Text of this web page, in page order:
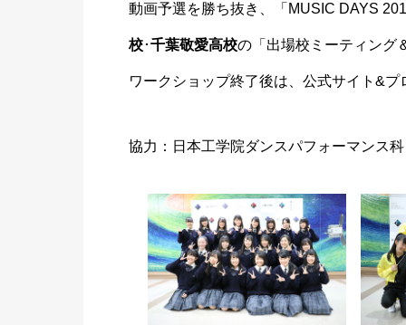
動画予選を勝ち抜き、「MUSIC DAYS
校･千葉敬愛高校の「出場校ミーティング
ワークショップ終了後は、公式サイト&
協力：日本工学院ダンスパフォーマンス科